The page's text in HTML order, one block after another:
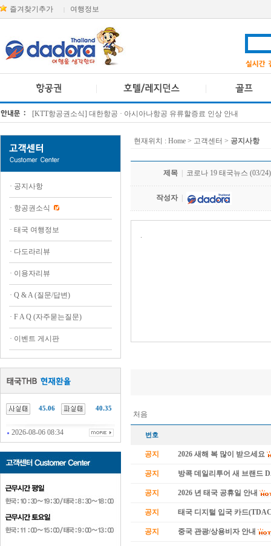
즐겨찾기추가 여행정보
[KTT항공권소식] 대한항공 · 아시아나항공 유류할증료 인상 안내
· 공지사항
· 항공권소식
· 태국 여행정보
· 다도라리뷰
· 이용자리뷰
· Q & A (질문/답변)
· F A Q (자주묻는질문)
· 이벤트 게시판
45.06 40.35
2026-08-06 08:34
현재위치 : Home > 고객센터 > 공지사항
제목 코로나 19 태국뉴스 (03/24)
작성자
.
처음
번호
공지 2026 새해 복 많이 받으세요
공지 방콕 데일리투어 새 브랜드
공지 2026 년 태국 공휴일 안내
공지 태국 디지털 입국 카드
공지 중국 관광/상용비자 안내